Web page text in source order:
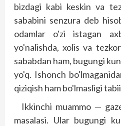
bizdagi kabi keskin va
sababini senzura deb
odamlar o'zi istagan
yo'nalishda, xolis va
sababdan ham, bugungi
yo'q. Ishonch
qiziqish ham bo'lmasligi
Ikkinchi muammo —
masalasi. Ular bugungi